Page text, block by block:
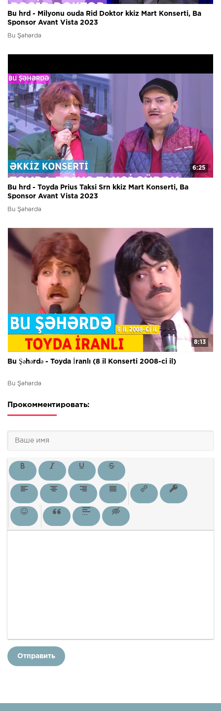
Bu hrd - Milyonu ouda Rid Doktor kkiz Mart Konserti, Ba
Sponsor Avant Vista 2023
Bu Şəhərdə
6:25
Bu hrd - Toyda Prius Taksi Srn kkiz Mart Konserti, Ba
Sponsor Avant Vista 2023
Bu Şəhərdə
8:13
Bu Şəhərdə - Toyda İranlı (8 il Konserti 2008-ci il)
Bu Şəhərdə
Прокомментировать:
Отправить